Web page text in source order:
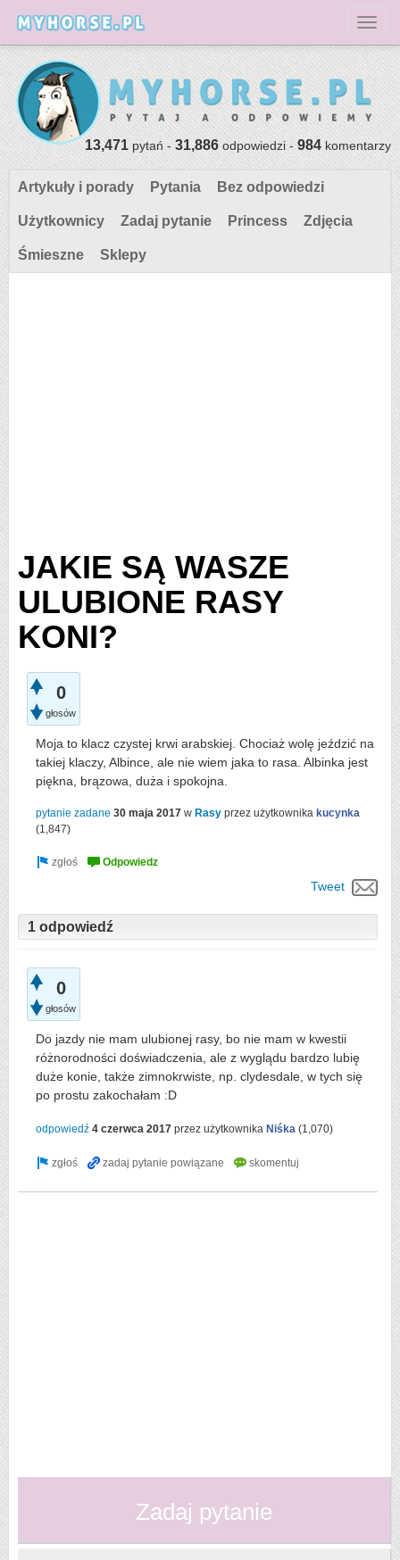
13,471pytań -31,886odpowiedzi -984komentarzy
Artykuły i porady Pytania Bez odpowiedzi
Użytkownicy Zadaj pytanie Princess Zdjęcia
Śmieszne Sklepy
JAKIE SĄ WASZE
ULUBIONE RASY
KONI?
0
głosów
Moja to klacz czystej krwi arabskiej. Chociaż wolę jeździć na
takiej klaczy, Albince, ale nie wiem jaka to rasa. Albinka jest
piękna, brązowa, duża i spokojna.
pytanie zadane 30 maja 2017 w Rasy przez użytkownika kucynka
(1,847)
Tweet
1 odpowiedź
0
głosów
Do jazdy nie mam ulubionej rasy, bo nie mam w kwestii
różnorodności doświadczenia, ale z wyglądu bardzo lubię
duże konie, także zimnokrwiste, np. clydesdale, w tych się
po prostu zakochałam :D
odpowiedź 4 czerwca 2017 przez użytkownika Niśka (1,070)
Zadaj pytanie